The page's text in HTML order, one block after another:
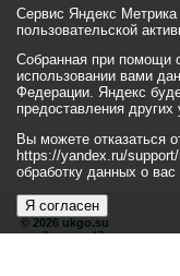
© 2026 ukgo.su
ул. Ленина, 47а
Сервис Яндекс
пользовательской
Собранная при помощи
использовании вами
Федерации. Яндекс
предоставления
Вы можете отказаться
https://yandex.ru/
обработку данных о
Я согласен